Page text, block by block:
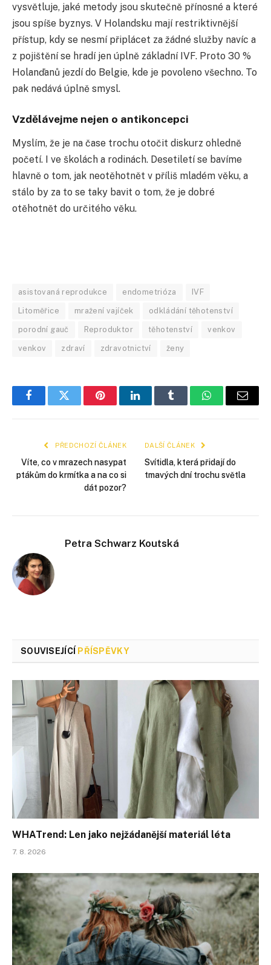
vysvětluje, jaké metody jsou skutečně přínosné a které
jsou spíše byznys. V Holandsku mají restriktivnější
přístup, kdy se nesmí připlácet za žádné služby navíc a
z pojištění se hradí jen úplně základní IVF. Proto 30 %
Holanďanů jezdí do Belgie, kde je povoleno všechno. To
pak nedává úplně smysl.
Vzdělávejme nejen o antikoncepci
Myslím, že je na čase trochu otočit diskurz ohledně
početí. I ve školách a rodinách. Desetiletí se bavíme
hlavně o tom, jak neotěhotnět v příliš mladém věku, a
stálo by za to se taky bavit o tom, že je dobré
otěhotnět do určitého věku.
asistovaná reprodukce endometrióza IVF
Litoměřice mražení vajíček odkládání těhotenství
porodní gauč Reproduktor těhotenství venkov
venkov zdraví zdravotnictví ženy
FacebookTwitter PinterestLinkedInTumblr WhatsApp
E-
PŘEDCHOZÍ ČLÁNEK
Víte, co v mrazech nasypat
ptákům do krmítka a na co si
dát pozor?
DALŠÍ ČLÁNEK
Svítidla, která přidají do
tmavých dní trochu světla
Petra Schwarz Koutská
SOUVISEJÍCÍ PŘÍSPĚVKY
WHATrend: Len jako nejžádanější materiál léta
7. 8. 2026